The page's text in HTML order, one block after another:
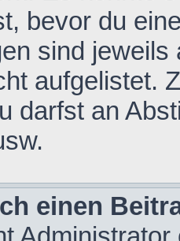
bevor du
sind
aufgelistet.
darfst an
einen